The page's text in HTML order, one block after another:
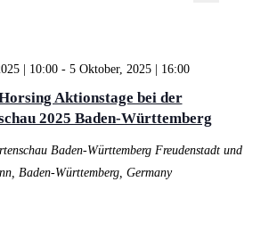
Aktionstage bei der
2025 Baden-Württemberg
| 10:00- 5 Oktober, 2025 | 16:00
Baden-Württemberg Freudenstadt und
Baden-Württemberg, Germany